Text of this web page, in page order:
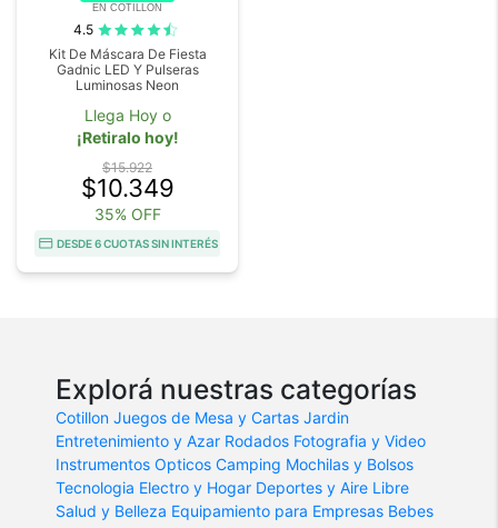
EN COTILLON
4.5
Kit De Máscara De Fiesta
Gadnic LED Y Pulseras
Luminosas Neon
Llega Hoy o
¡Retiralo hoy!
$15.922
$10.349
35% OFF
DESDE 6 CUOTAS SIN INTERÉS
Explorá nuestras categorías
Cotillon Juegos de Mesa y Cartas Jardin
Entretenimiento y Azar Rodados Fotografia y Video
Instrumentos Opticos Camping Mochilas y Bolsos
Tecnologia Electro y Hogar Deportes y Aire Libre
Salud y Belleza Equipamiento para Empresas Bebes